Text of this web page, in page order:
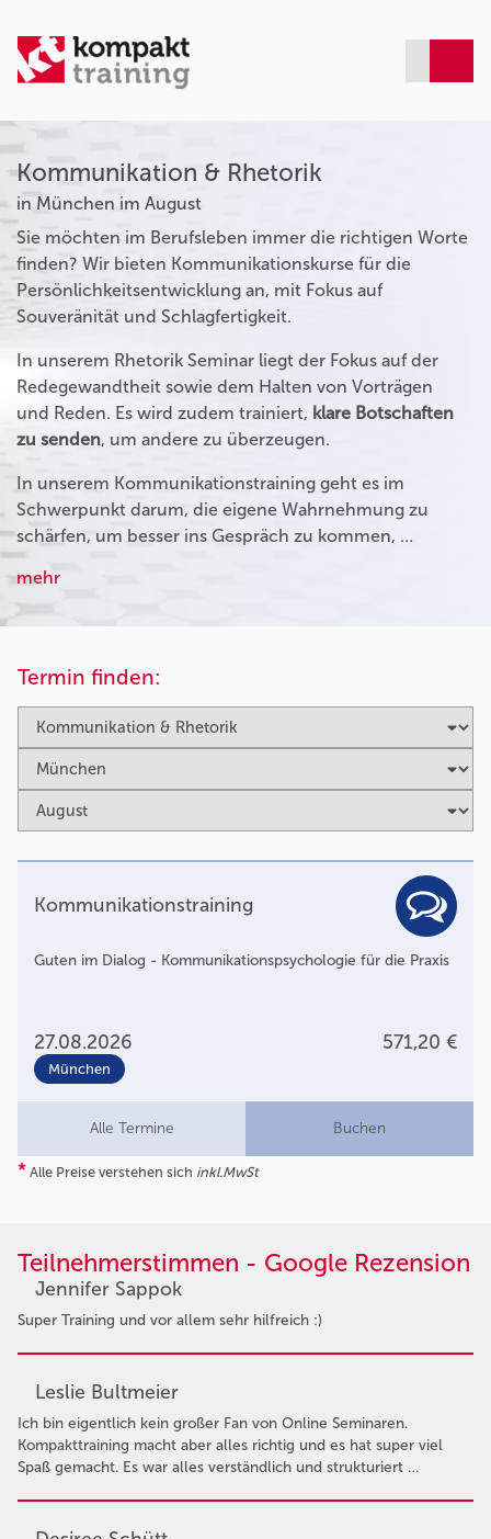
Kommunikation & Rhetorik
in München im August
Sie möchten im Berufsleben immer die richtigen Worte
finden? Wir bieten Kommunikationskurse für die
Persönlichkeitsentwicklung an, mit Fokus auf
Souveränität und Schlagfertigkeit.
In unserem Rhetorik Seminar liegt der Fokus auf der
Redegewandtheit sowie dem Halten von Vorträgen
und Reden. Es wird zudem trainiert, klare Botschaften
zu senden, um andere zu überzeugen.
In unserem Kommunikationstraining geht es im
Schwerpunkt darum, die eigene Wahrnehmung zu
schärfen, um besser ins Gespräch zu kommen, …
mehr
Termin finden:
Kommunikationstraining
Guten im Dialog - Kommunikationspsychologie für die Praxis
27.08.2026 571,20 €
München
Alle Termine Buchen
* Alle Preise verstehen sich inkl.MwSt
Teilnehmerstimmen - Google Rezension
Jennifer Sappok
Super Training und vor allem sehr hilfreich :)
Leslie Bultmeier
Ich bin eigentlich kein großer Fan von Online Seminaren.
Kompakttraining macht aber alles richtig und es hat super viel
Spaß gemacht. Es war alles verständlich und strukturiert …